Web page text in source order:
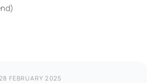
FEBRUARY 2025